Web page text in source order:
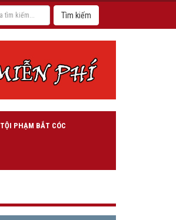
TỘI PHẠM BẮT CÓC